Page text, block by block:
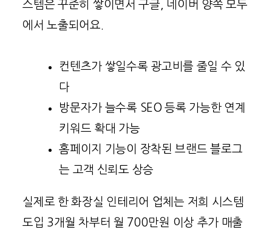
스템은 꾸준히 쌓이면서 구글, 네이버 양쪽 모두
에서 노출되어요.
컨텐츠가 쌓일수록 광고비를 줄일 수 있
다
방문자가 늘수록 SEO 등록 가능한 연계
키워드 확대 가능
홈페이지 기능이 장착된 브랜드 블로그
는 고객 신뢰도 상승
실제로 한 화장실 인테리어 업체는 저희 시스템
도입 3개월 차부터 월 700만원 이상 추가 매출